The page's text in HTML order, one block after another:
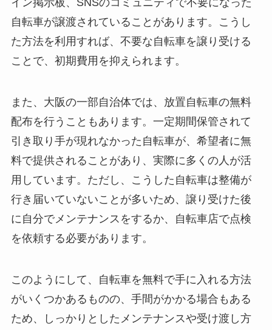
イン掲示板、SNSのコミュニティで不要になった
自転車が譲渡されていることがあります。こうし
た方法を利用すれば、不要な自転車を譲り受ける
ことで、初期費用を抑えられます。
また、大阪の一部自治体では、放置自転車の無料
配布を行うこともあります。一定期間保管されて
引き取り手が現れなかった自転車が、希望者に無
料で提供されることがあり、実際に多くの人が活
用しています。ただし、こうした自転車は整備が
行き届いていないことが多いため、譲り受けた後
に自分でメンテナンスをするか、自転車店で点検
を依頼する必要があります。
このようにして、自転車を無料で手に入れる方法
がいくつかあるものの、手間がかかる場合もある
ため、しっかりとしたメンテナンスや受け渡し方